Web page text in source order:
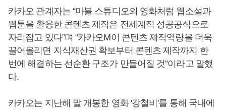
카카오 관계자는 “마블 스튜디오의 영화처럼 웹소설과
웹툰을 활용한 콘텐츠 제작은 전세계적 성공공식으로
자리잡고 있다”며 “카카오M이 콘텐츠 제작역량을 더욱
끌어올리면 지식재산권 확보부터 콘텐츠 제작까지 한
번에 해결하는 선순환 구조가 만들어질 것”이라고 말했
다.
카카오는 지난해 말 개봉한 영화 '강철비'를 통해 국내에